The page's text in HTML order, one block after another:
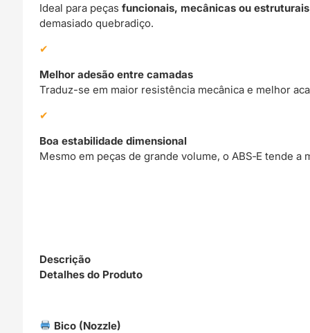
Ideal para peçasfuncionais, mecânicas ou estruturais
demasiado quebradiço.
Melhor adesão entre camadas
Traduz-se em maior resistência mecânica e melhor
Boa estabilidade dimensional
Mesmo em peças de grande volume, o ABS‑E tende
Descrição
Detalhes do Produto
Bico (Nozzle)